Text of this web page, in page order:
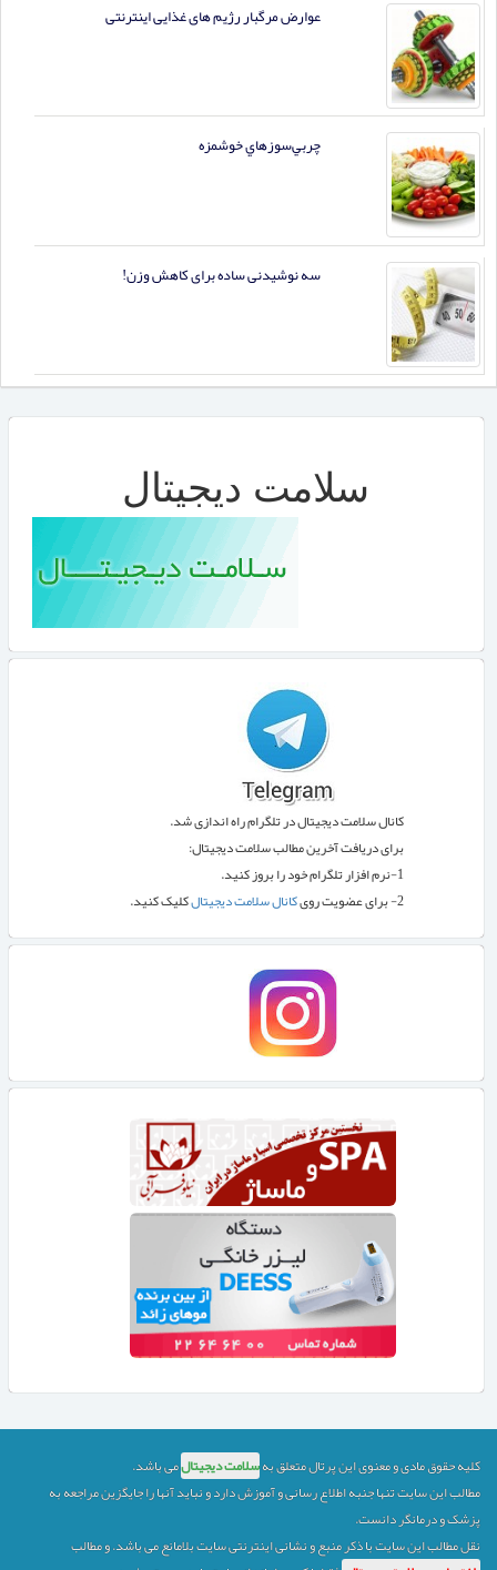
عوارض مرگبار رژیم های غذایی اینترنتی
چربي‌سوزهاي خوشمزه
سه نوشیدنی ساده برای کاهش وزن!
سلامت دیجیتال
کانال سلامت دیجیتال در تلگرام راه اندازی شد.
برای دریافت آخرین مطالب سلامت دیجیتال:
کانال سلامت دیجیتالکلیک کنید.
کلیه حقوق مادی و معنوی این پرتال متعلق بهسلامت دیجیتالمی باشد.
مطالب این سایت تنها جنبه اطلاع رسانی و آموزش دارد و نباید آنها را جایگزین مراجعه به
پزشک و درمانگر دانست.
نقل مطالب این سایت با ذکر منبع و نشانی اینترنتی سایت بلامانع می باشد.و مطالب